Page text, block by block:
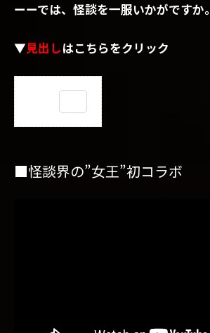
ーーでは、怪談を一服いかがですか。
▼見出しはこちらをクリック
の”女
王”初
■怪談界の”女王”初コラボ